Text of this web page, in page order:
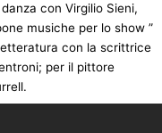
con Virgilio Sieni,
musiche per lo show ”
con la scrittrice
per il pittore